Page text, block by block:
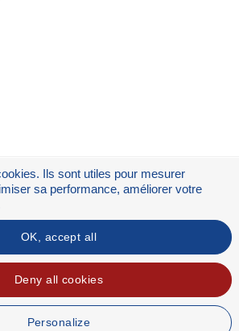
Flux RSS
Ils sont utiles pour mesurer
sa performance, améliorer votre
OK, accept all
Deny all cookies
Personalize